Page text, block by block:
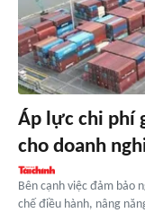
Áp lực chi phí
cho doanh
Bên cạnh việc đảm bảo
chế điều hành, nâng